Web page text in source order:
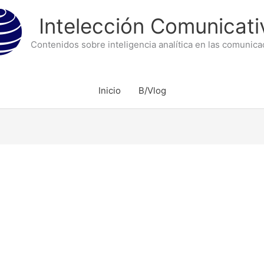
Intelección
Contenidos sobre inteligencia analítica en las
Inicio B/Vlog